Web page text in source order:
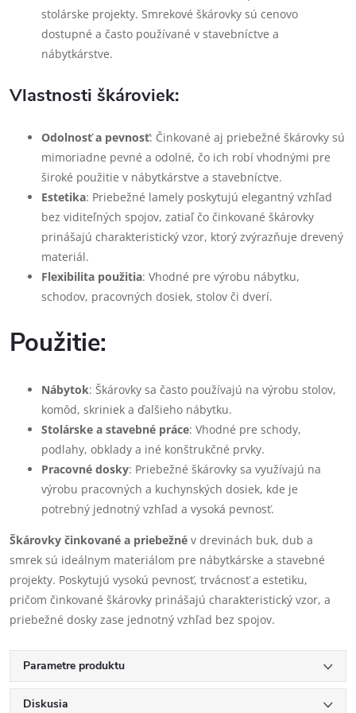
stolárske projekty. Smrekové škárovky sú cenovo
dostupné a často používané v stavebníctve a
nábytkárstve.
Vlastnosti škároviek:
Odolnosť a pevnosť: Činkované aj priebežné škárovky sú
mimoriadne pevné a odolné, čo ich robí vhodnými pre
široké použitie v nábytkárstve a stavebníctve.
Estetika: Priebežné lamely poskytujú elegantný vzhľad
bez viditeľných spojov, zatiaľ čo činkované škárovky
prinášajú charakteristický vzor, ktorý zvýrazňuje drevený
materiál.
Flexibilita použitia: Vhodné pre výrobu nábytku,
schodov, pracovných dosiek, stolov či dverí.
Použitie:
Nábytok: Škárovky sa často používajú na výrobu stolov,
komôd, skriniek a ďalšieho nábytku.
Stolárske a stavebné práce: Vhodné pre schody,
podlahy, obklady a iné konštrukčné prvky.
Pracovné dosky: Priebežné škárovky sa využívajú na
výrobu pracovných a kuchynských dosiek, kde je
potrebný jednotný vzhľad a vysoká pevnosť.
Škárovky činkované a priebežné v drevinách buk, dub a
smrek sú ideálnym materiálom pre nábytkárske a stavebné
projekty. Poskytujú vysokú pevnosť, trvácnosť a estetiku,
pričom činkované škárovky prinášajú charakteristický vzor, a
priebežné dosky zase jednotný vzhľad bez spojov.
Parametre produktu
Diskusia